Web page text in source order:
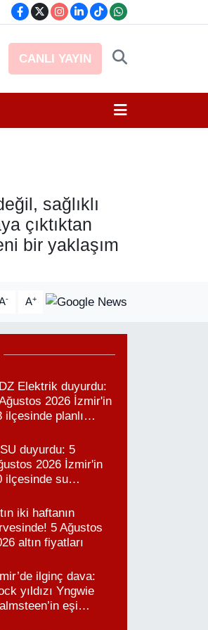
CANLI YAYIN
sağlıklı
çıktıktan
bir yaklaşım
- A+
Elektrik duyurdu:
2026 İzmir'in
ilçesinde planlı
duyurdu: 5
2026 İzmir'in
ilçesinde su
iki haftanın
5 Ağustos
altın fiyatları
ilginç dava:
yıldızı Yngwie
eşi